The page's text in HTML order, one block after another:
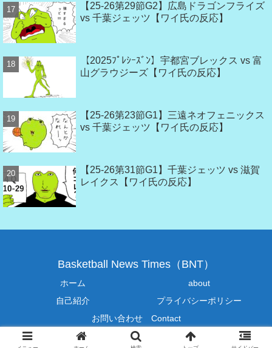
【25-26第29節G2】広島ドラゴンフライズ
vs 千葉ジェッツ【ワイ氏の反応】
【2025ﾌﾟﾚｼｰｽﾞﾝ】宇都宮ブレックス vs 富
山グラウジーズ【ワイ氏の反応】
【25-26第23節G1】三遠ネオフェニックス
vs 千葉ジェッツ【ワイ氏の反応】
【25-26第31節G1】千葉ジェッツ vs 滋賀
レイクス【ワイ氏の反応】
Basketball News Times（BNT）
ホーム
about
自己紹介
プライバシーポリシー
お問い合わせ Contact
© 2019-2026 Basketball News Times（BNT）.